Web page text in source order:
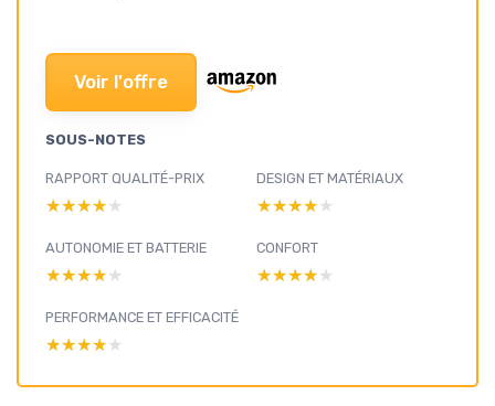
Voir l'offre
SOUS-NOTES
RAPPORT QUALITÉ-PRIX
★★★★★
★★★★★
DESIGN ET MATÉRIAUX
★★★★★
★★★★★
AUTONOMIE ET BATTERIE
★★★★★
★★★★★
CONFORT
★★★★★
★★★★★
PERFORMANCE ET EFFICACITÉ
★★★★★
★★★★★